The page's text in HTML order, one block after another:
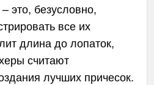
это, безусловно,
все их
длина до лопаток,
считают
лучших причесок.